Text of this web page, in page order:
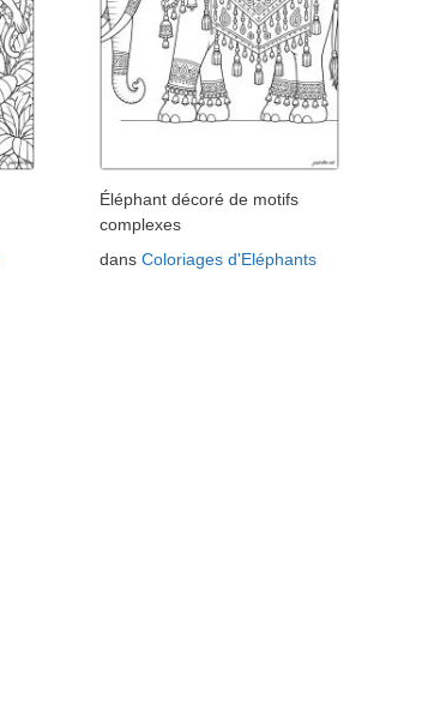
Éléphant décoré de motifs
complexes
dansColoriages d'Eléphants